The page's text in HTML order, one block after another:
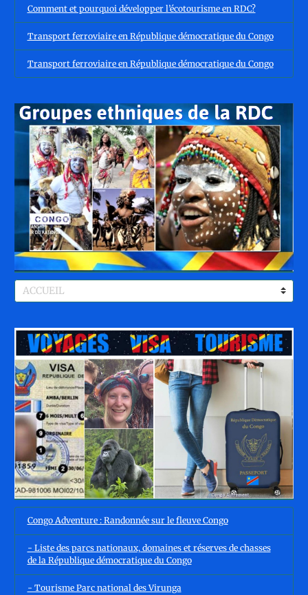
Comment et pourquoi développer l’écotourisme en RDC?
Transport ferroviaire en République démocratique du Congo
Transport ferroviaire en République démocratique du Congo
Congo Adventure : Randonnée sur le fleuve Congo
- Liste des parcs nationaux, domaines et réserves de chasses
de la République démocratique du Congo
- Tourisme Parc national des Virunga